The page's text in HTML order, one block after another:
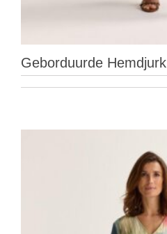
Geborduurde Hemdjurk